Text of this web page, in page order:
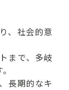
、社会的意
まで、多岐
長期的なキ